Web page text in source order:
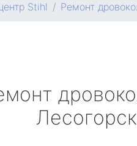
Stihl Ремонт